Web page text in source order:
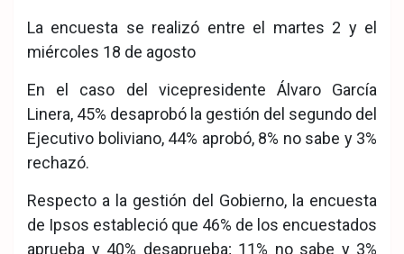
La encuesta se realizó entre el martes 2 y el
miércoles 18 de agosto
En el caso del vicepresidente Álvaro García
Linera, 45% desaprobó la gestión del segundo del
Ejecutivo boliviano, 44% aprobó, 8% no sabe y 3%
rechazó.
Respecto a la gestión del Gobierno, la encuesta
de Ipsos estableció que 46% de los encuestados
aprueba y 40% desaprueba; 11% no sabe y 3%